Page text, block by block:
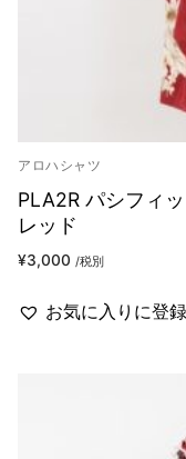
アロハシャツ
PLA2R パシフィ
レッド
¥3,000 /税別
お気に入りに登録